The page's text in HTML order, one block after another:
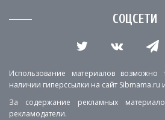
СОЦСЕТИ
Использование материалов возможно
наличии гиперссылки на сайт Sibmama.ru
За содержание рекламных
рекламодатели.